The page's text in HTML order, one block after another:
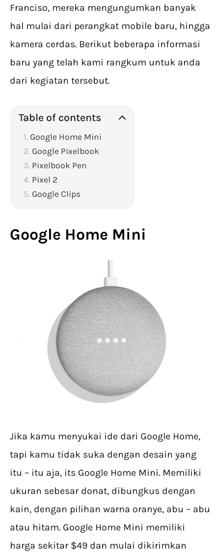
Franciso, mereka mengungumkan banyak
hal mulai dari perangkat mobile baru, hingga
kamera cerdas. Berikut beberapa informasi
baru yang telah kami rangkum untuk anda
dari kegiatan tersebut.
Table of contents
Google Home Mini
Google Pixelbook
Pixelbook Pen
Pixel 2
Google Clips
Google Home Mini
Jika kamu menyukai ide dari Google Home,
tapi kamu tidak suka dengan desain yang
itu – itu aja, its Google Home Mini. Memiliki
ukuran sebesar donat, dibungkus dengan
kain, dengan pilihan warna oranye, abu – abu
atau hitam. Google Home Mini memiliki
harga sekitar $49 dan mulai dikirimkan